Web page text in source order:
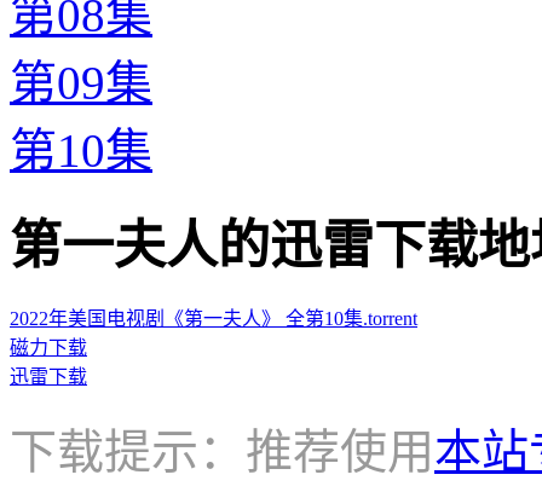
第08集
第09集
第10集
第一夫人的迅雷下载地
2022年美国电视剧《第一夫人》 全第10集.torrent
磁力下载
迅雷下载
下载提示：推荐使用本站